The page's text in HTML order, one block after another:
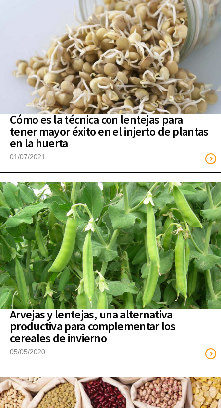
Cómo es la técnica con lentejas para
tener mayor éxito en el injerto de plantas
en la huerta
01/07/2021
Arvejas y lentejas, una alternativa
productiva para complementar los
cereales de invierno
05/05/2020